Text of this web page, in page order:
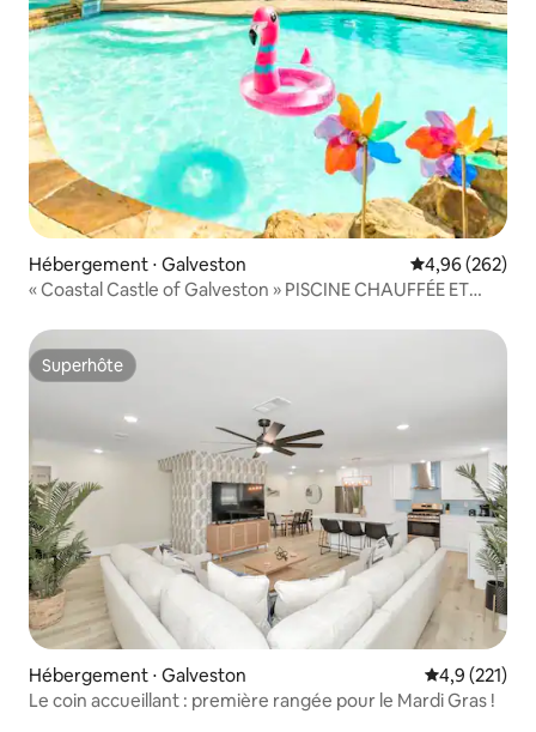
Hébergement ⋅ Galveston Évaluation
4,96 (262)
« Coastal Castle of Galveston » PISCINE CHAUFFÉE ET
Superhôte
Superhôte
Hébergement ⋅ Galveston Évaluation
4,9 (221)
Le coin accueillant : première rangée pour le Mardi Gras !